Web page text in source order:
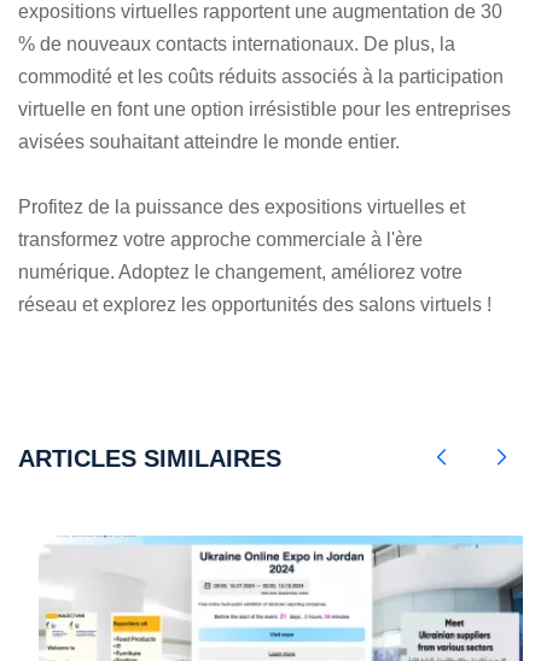
expositions virtuelles rapportent une augmentation de 30
% de nouveaux contacts internationaux. De plus, la
commodité et les coûts réduits associés à la participation
virtuelle en font une option irrésistible pour les entreprises
avisées souhaitant atteindre le monde entier.
Profitez de la puissance des expositions virtuelles et
transformez votre approche commerciale à l'ère
numérique. Adoptez le changement, améliorez votre
réseau et explorez les opportunités des salons virtuels !
ARTICLES SIMILAIRES